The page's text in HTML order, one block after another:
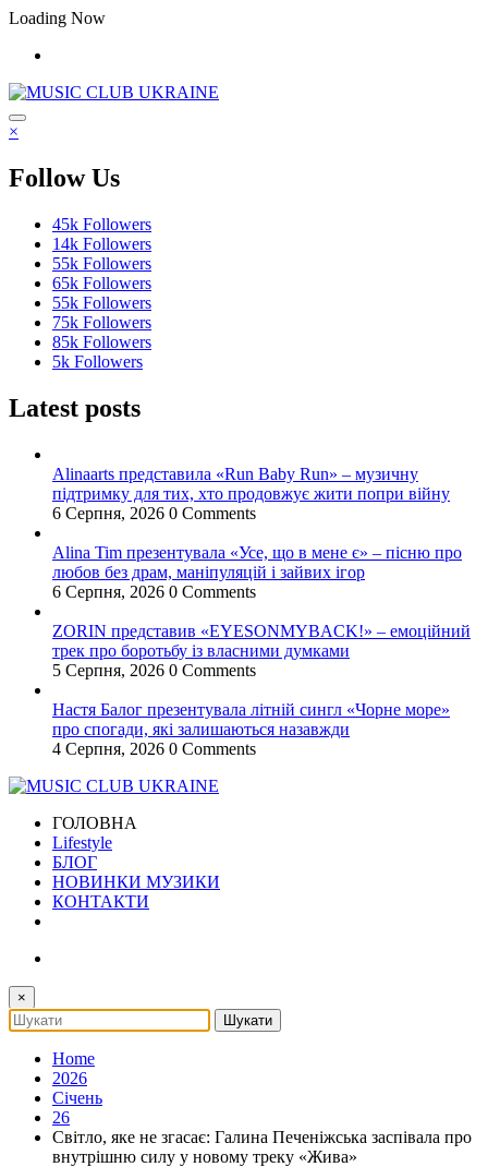
Перейти
контенту
Loading Now
×
Follow Us
45k Followers
14k Followers
55k Followers
65k Followers
55k Followers
75k Followers
85k Followers
5k Followers
Latest posts
Alinaarts представила «Run Baby Run» – музичну
підтримку для тих, хто продовжує жити попри війну
6 Серпня, 2026 0 Comments
Alina Tim презентувала «Усе, що в мене є» – пісню про
любов без драм, маніпуляцій і зайвих ігор
6 Серпня, 2026 0 Comments
ZORIN представив «EYESONMYBACK!» – емоційний
трек про боротьбу із власними думками
5 Серпня, 2026 0 Comments
Настя Балог презентувала літній сингл «Чорне море»
про спогади, які залишаються назавжди
4 Серпня, 2026 0 Comments
ГОЛОВНА
Lifestyle
БЛОГ
НОВИНКИ МУЗИКИ
КОНТАКТИ
×
Home
2026
Січень
26
Світло, яке не згасає: Галина Печеніжська заспівала про
внутрішню силу у новому треку «Жива»